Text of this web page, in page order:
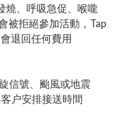
燒、呼吸急促、喉嚨
被拒絕參加活動，Tap
退回任何費用
信號、颱風或地震
户安排接送時間